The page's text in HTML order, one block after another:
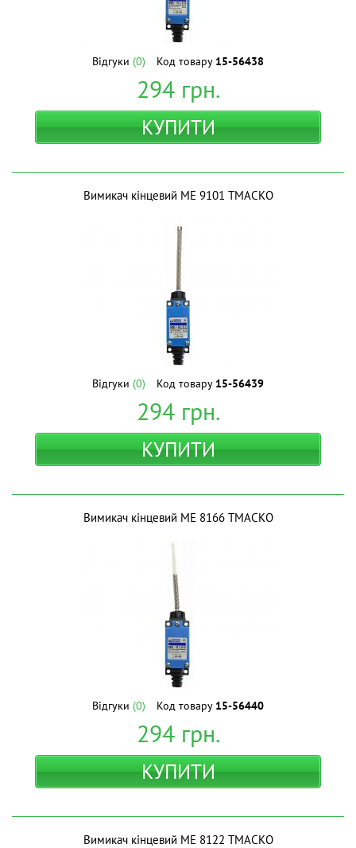
Відгуки (0) Код товару 15-56438
294грн.
КУПИТИ
Вимикач кінцевий МЕ 9101 ТМАСКО
Відгуки (0) Код товару 15-56439
294грн.
КУПИТИ
Вимикач кінцевий МЕ 8166 ТМАСКО
Відгуки (0) Код товару 15-56440
294грн.
КУПИТИ
Вимикач кінцевий МЕ 8122 ТМАСКО